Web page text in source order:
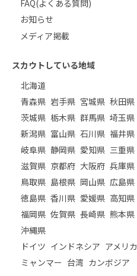
FAQ(よくある質問)
お知らせ
メディア掲載
スカウトしている地域
北海道
青森県 岩手県 宮城県 秋田県
茨城県 栃木県 群馬県 埼玉県
新潟県 富山県 石川県 福井県
岐阜県 静岡県 愛知県 三重県
滋賀県 京都府 大阪府 兵庫県
鳥取県 島根県 岡山県 広島県
徳島県 香川県 愛媛県 高知県
福岡県 佐賀県 長崎県 熊本県
沖縄県
ドイツ インドネシア アメリカ
ミャンマー 台湾 カンボジア